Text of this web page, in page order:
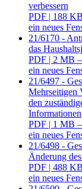
verbessern
PDF | 188
ein neues
21/6170 -
das
PDF | 2 MB
ein neues
21/6497 -
Mehrseitigen
den
Informationen
PDF | 1 MB
ein neues
21/6498 -
Änderung
PDF | 488
ein neues